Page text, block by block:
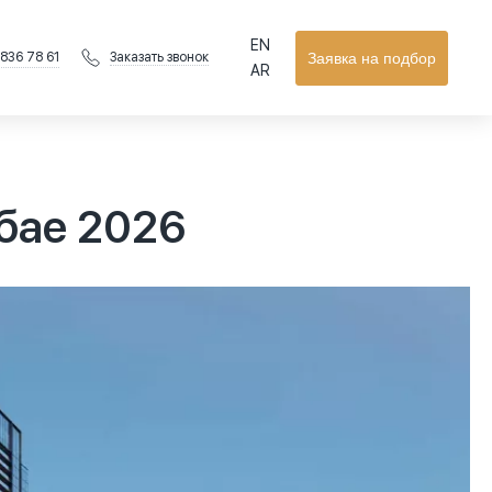
78 61 Заказать звонок Заявка на подбор
EN
AR
2026